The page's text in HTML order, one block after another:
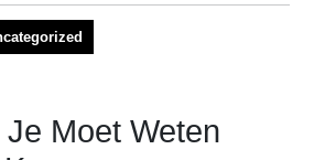
Moet Weten